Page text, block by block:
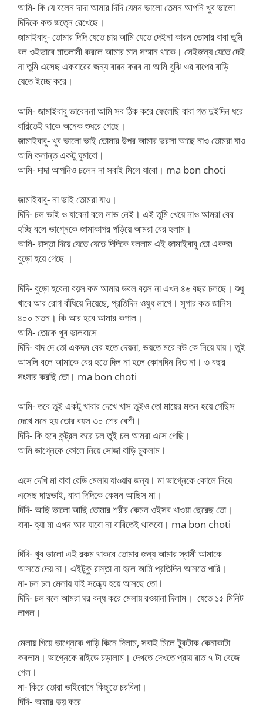
আমি- কি যে বলেন দাদা আমার দিদি যেমন ভালো তেমন আপনি খুব ভালো
দিদিকে কত জত্নে রেখেছে।
জামাইবাবু- তোমার দিদি যেতে চায় আমি যেতে দেইনা কারন তোমার বাবা তুমি
বল ওইভাবে মাতলামী করলে আমার মান সম্মান থাকে। সেইজন্য যেতে দেই
না তুমি এসেছ একবারের জন্য বারন করব না আমি বুঝি ওর বাপের বাড়ি
যেতে ইচ্ছে করে।
আমি- জামাইবাবু ভাবেননা আমি সব ঠিক করে ফেলেছি বাবা গত দুইদিন ধরে
বারিতেই থাকে অনেক শুধরে গেছে।
জামাইবাবু- খুব ভালো ভাই তোমার উপর আমার ভরসা আছে নাও তোমরা যাও
আমি ক্লান্ত একটু ঘুমাবো।
আমি- দাদা আপনিও চলেন না সবাই মিলে যাবো। ma bon choti
জামাইবাবু- না ভাই তোমরা যাও।
দিদি- চল ভাই ও যাবেনা বলে লাভ নেই। এই তুমি খেয়ে নাও আমরা বের
হচ্ছি বলে ভাগ্নেকে জামাকাপর পড়িয়ে আমরা বের হলাম।
আমি- রাস্তা দিয়ে যেতে যেতে দিদিকে বললাম এই জামাইবাবু তো একদম
বুড়ো হয়ে গেছে ।
দিদি- বুড়ো হবেনা বয়স কম আমার ডবল বয়স না এখন ৪৬ বছর চলছে। শুধু
খাবে আর রোগ বাঁধিয়ে নিয়েছে, প্রতিদিন ওষুধ লাগে। সুগার কত জানিস
৪০০ মতন। কি আর হবে আমার কপাল।
আমি- তোকে খুব ভালবাসে
দিদি- বাদ দে তো একদম বের হতে দেয়না, ভয়তে মরে বউ কে নিয়ে যায়। তুই
আসলি বলে আমাকে বের হতে দিল না হলে কোনদিন দিত না। ৩ বছর
সংসার করছি তো। ma bon choti
আমি- তবে তুই একটু খাবার দেখে খাস তুইও তো মায়ের মতন হয়ে গেছিস
দেখে মনে হয় তোর বয়স ৩০ শের বেশী।
দিদি- কি হবে কন্ট্রল করে চল তুই চল আমরা এসে গেছি।
আমি ভাগ্নেকে কোলে নিয়ে সোজা বাড়ি ঢুকলাম।
এসে দেখি মা বাবা রেডি মেলায় যাওয়ার জন্য। মা ভাগ্নেকে কোলে নিয়ে
এসেছ দাদুভাই, বাবা দিদিকে কেমন আছিস মা।
দিদি- আছি ভালো আছি তোমার শরীর কেমন ওইসব খাওয়া ছেরেছ তো।
বাবা- হ্যা মা এখন আর যাবো না বারিতেই থাকবো। ma bon choti
দিদি- খুব ভালো এই রকম থাকবে তোমার জন্য আমার স্বামী আমাকে
আসতে দেয় না। এইটুকু রাস্তা না হলে আমি প্রতিদিন আসতে পারি।
মা- চল চল মেলায় যাই সন্ধ্যে হয়ে আসছে তো।
দিদি- চল বলে আমরা ঘর বন্ধ করে মেলায় রওয়ানা দিলাম। যেতে ১৫ মিনিট
লাগল।
মেলায় গিয়ে ভাগ্নেকে গাড়ি কিনে দিলাম, সবাই মিলে টুকটাক কেনাকাটা
করলাম। ভাগ্নেকে রাইডে চড়ালাম। দেখতে দেখতে প্রায় রাত ৭ টা বেজে
গেল।
মা- কিরে তোরা ভাইবোনে কিছুতে চরবিনা।
দিদি- আমার ভয় করে